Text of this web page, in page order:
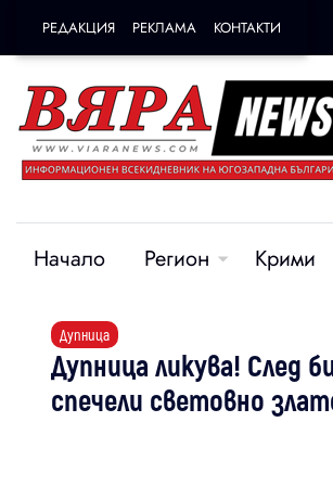
РЕДАКЦИЯ РЕКЛАМА КОНТАКТИ
Начало Регион Крими
Дупница
Дупница ликува! След
спечели световно